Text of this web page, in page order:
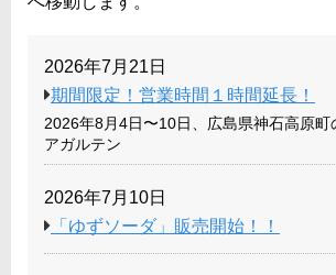
2026年7月21日
期間限定！営業時間１時間延長！
2026年8月4日〜10日、広島県神石高原町
アガルテン
2026年7月10日
「ゆずソーダ」販売開始！！